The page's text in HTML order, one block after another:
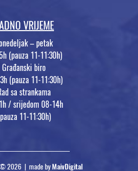
VRIJEME
– petak
(pauza 11-11:30h)
Građanski biro
(pauza 11-11:30h)
sa strankama
/ srijedom 08-14h
11-11:30h)
© 2026 | made byMaivDigital